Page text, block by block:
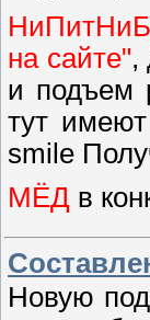
на сайте",
и подъем
тут
smile
МЁД в
Новую